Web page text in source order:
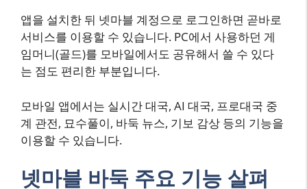
앱을 설치한 뒤 넷마블 계정으로 로그인하면 곧바로
서비스를 이용할 수 있습니다. PC에서 사용하던 게
임머니(골드)를 모바일에서도 공유해서 쓸 수 있다
는 점도 편리한 부분입니다.
모바일 앱에서는 실시간 대국, AI 대국, 프로대국 중
계 관전, 묘수풀이, 바둑 뉴스, 기보 감상 등의 기능을
이용할 수 있습니다.
넷마블 바둑 주요 기능 살펴